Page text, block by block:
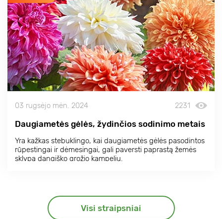
03 rugsėjo mėn. 2024 2231
Daugiametės gėlės, žydinčios sodinimo metais
Yra kažkas stebuklingo, kai daugiametės gėlės pasodintos
rūpestingai ir dėmesingai, gali paversti paprastą žemės
sklypą dangiško grožio kampeliu.
Visi straipsniai